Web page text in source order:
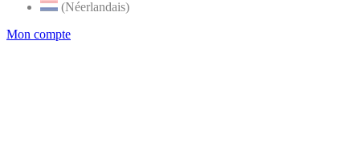
(Néerlandais)
Mon compte